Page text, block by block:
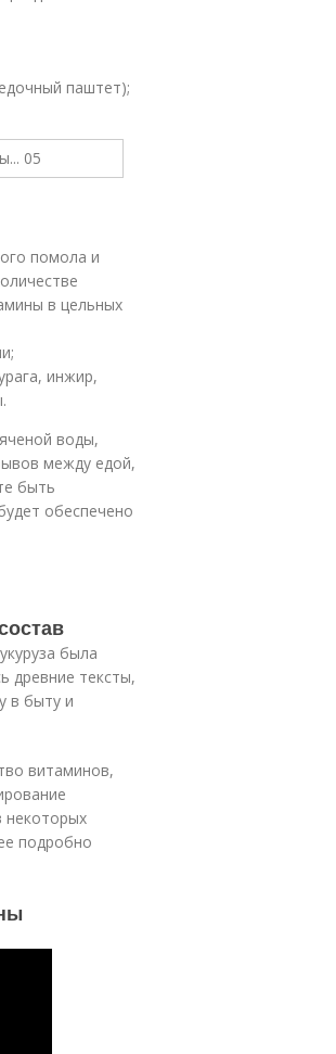
паштет);
помола и
в цельных
инжир,
воды,
между едой,
быть
обеспечено
была
древние тексты,
в быту и
витаминов,
некоторых
подробно